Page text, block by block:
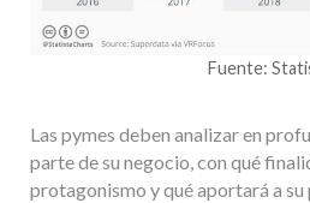
Fuente:
Las pymes deben analizar en
parte de su negocio, con qué
protagonismo y qué aportará a